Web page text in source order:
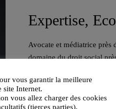
Expertise,
Avocate et médiatrice près
domaine du droit social
vous garantir la meilleure
site Internet.
vous allez charger des cookies
(tierces parties).